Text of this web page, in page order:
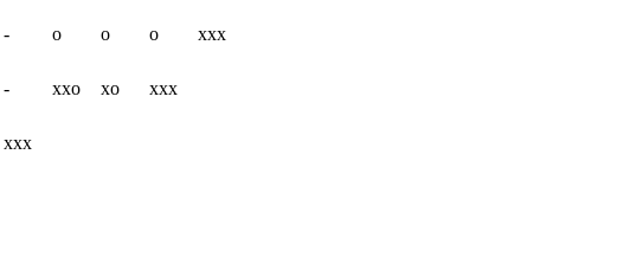
- o o o xxx
- xxo xo xxx
xxx